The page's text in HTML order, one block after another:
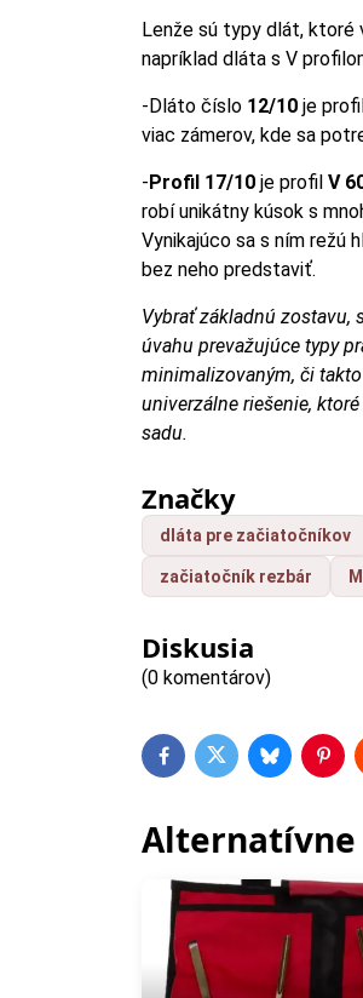
Lenže sú typy dlát, ktoré
napríklad dláta s V
-Dláto číslo 12/10 je
viac zámerov, kde sa
-Profil 17/10 je profilV
robí unikátny kúsok s
Vynikajúco sa s ním režú
bez neho predstaviť.
Vybrať základnú zostavu,
úvahu prevažujúce typy
minimalizovaným, či
univerzálne riešenie,
sadu.
Značky
dláta pre začiatočníkov
začiatočník rezbár
Diskusia
(0 komentárov)
FacebookTwitterBluesky
Alternatívne